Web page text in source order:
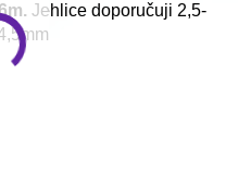
Jehlice doporučuji 2,5-